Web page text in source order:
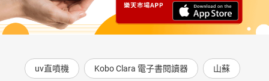
uv直噴機 Kobo Clara 電子書閱讀器 山蘇